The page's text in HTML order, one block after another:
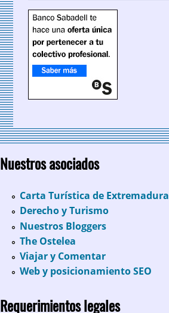
Nuestros asociados
Carta Turística de Extremadura
Derecho y Turismo
Nuestros Bloggers
The Ostelea
Viajar y Comentar
Web y posicionamiento SEO
Requerimientos legales